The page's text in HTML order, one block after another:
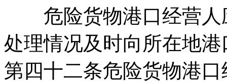
危险货物港口经营人
处理情况及时向所在地
第四十二条危险货物港